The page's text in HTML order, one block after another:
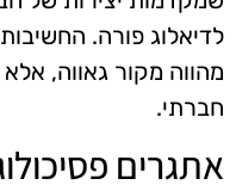
לדיאלוג פורה.
מהווה מקור גאווה, אלא
חברתי.
אתגרים